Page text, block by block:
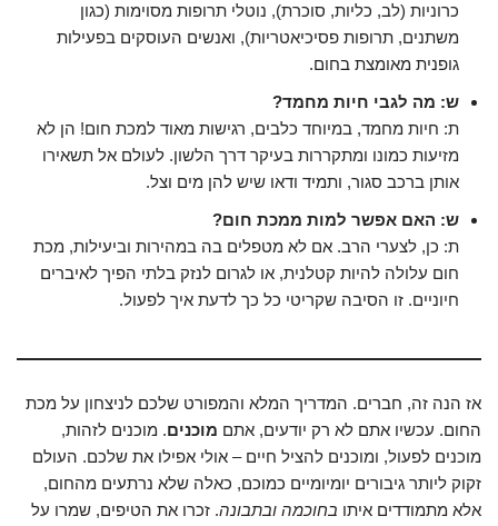
כרוניות (לב, כליות, סוכרת), נוטלי תרופות מסוימות (כגון
משתנים, תרופות פסיכיאטריות), ואנשים העוסקים בפעילות
גופנית מאומצת בחום.
ש: מה לגבי חיות מחמד?
ת: חיות מחמד, במיוחד כלבים, רגישות מאוד למכת חום! הן לא
מזיעות כמונו ומתקררות בעיקר דרך הלשון. לעולם אל תשאירו
אותן ברכב סגור, ותמיד ודאו שיש להן מים וצל.
ש: האם אפשר למות ממכת חום?
ת: כן, לצערי הרב. אם לא מטפלים בה במהירות וביעילות, מכת
חום עלולה להיות קטלנית, או לגרום לנזק בלתי הפיך לאיברים
חיוניים. זו הסיבה שקריטי כל כך לדעת איך לפעול.
אז הנה זה, חברים. המדריך המלא והמפורט שלכם לניצחון על מכת
החום. עכשיו אתם לא רק יודעים, אתם מוכנים. מוכנים לזהות,
מוכנים לפעול, ומוכנים להציל חיים – אולי אפילו את שלכם. העולם
זקוק ליותר גיבורים יומיומיים כמוכם, כאלה שלא נרתעים מהחום,
אלא מתמודדים איתו בחוכמה ובתבונה. זכרו את הטיפים, שמרו על